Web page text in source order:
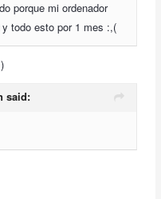
porque mi ordenador
todo esto por 1 mes :,(
said: